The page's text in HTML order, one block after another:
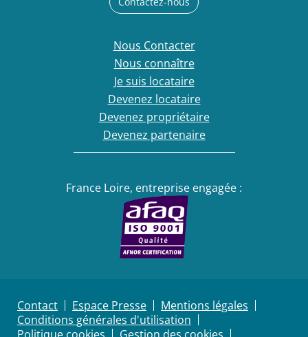
Nous Contacter
Nous connaître
Je suis locataire
Devenez locataire
Devenez propriétaire
Devenez partenaire
France Loire, entreprise engagée :
Contact Espace Presse
Mentions légales
Conditions générales d'utilisation